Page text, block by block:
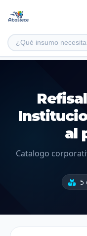
al
Catalogo
5